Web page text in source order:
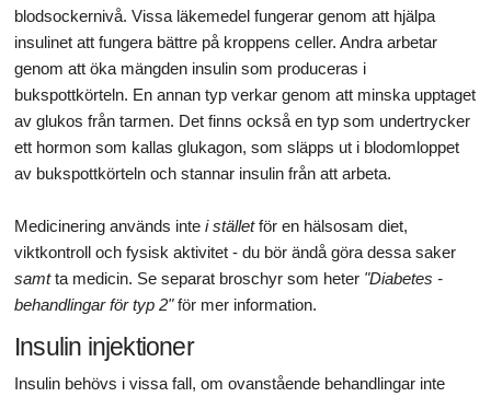
blodsockernivå. Vissa läkemedel fungerar genom att hjälpa
insulinet att fungera bättre på kroppens celler. Andra arbetar
genom att öka mängden insulin som produceras i
bukspottkörteln. En annan typ verkar genom att minska upptaget
av glukos från tarmen. Det finns också en typ som undertrycker
ett hormon som kallas glukagon, som släpps ut i blodomloppet
av bukspottkörteln och stannar insulin från att arbeta.
Medicinering används inte i ställetför en hälsosam diet,
viktkontroll och fysisk aktivitet - du bör ändå göra dessa saker
samtta medicin. Se separat broschyr som heter "Diabetes -
behandlingar för typ 2"för mer information.
Insulin injektioner
Insulin behövs i vissa fall, om ovanstående behandlingar inte